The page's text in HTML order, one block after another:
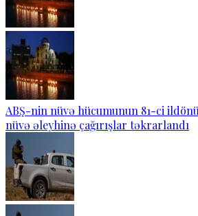
ABŞ-nin nüvə hücumunun 81-ci
nüvə əleyhinə çağırışlar təkrarlandı